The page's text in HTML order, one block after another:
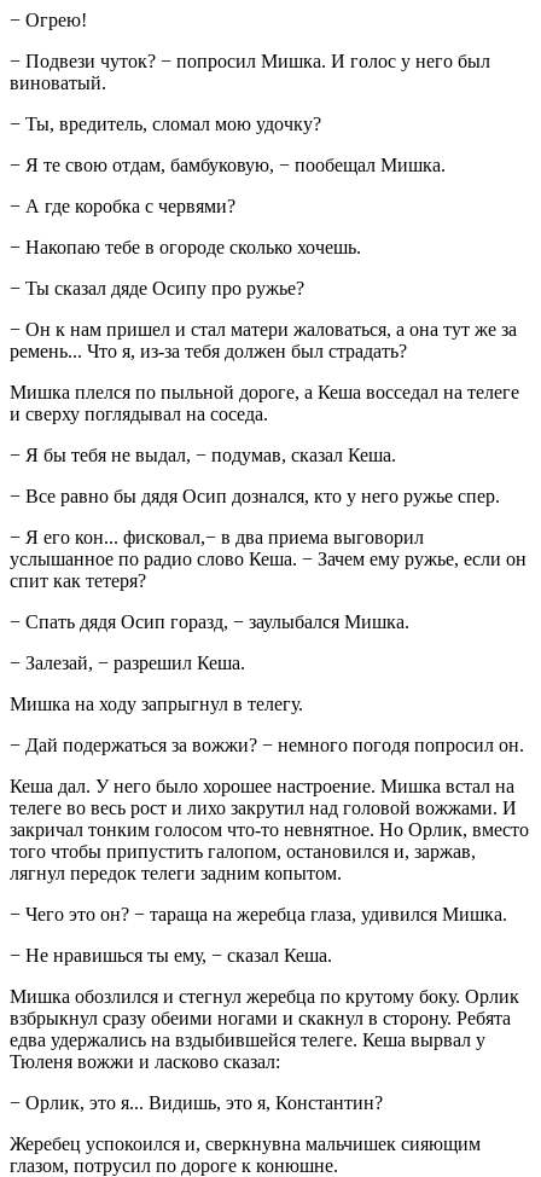
− Огрею!
− Подвези чуток? − попросил Мишка. И голос у него был
виноватый.
− Ты, вредитель, сломал мою удочку?
− Я те свою отдам, бамбуковую, − пообещал Мишка.
− А где коробка с червями?
− Накопаю тебе в огороде сколько хочешь.
− Ты сказал дяде Осипу про ружье?
− Он к нам пришел и стал матери жаловаться, а она тут же за
ремень... Что я, из-за тебя должен был страдать?
Мишка плелся по пыльной дороге, а Кеша восседал на телеге
и сверху поглядывал на соседа.
− Я бы тебя не выдал, − подумав, сказал Кеша.
− Все равно бы дядя Осип дознался, кто у него ружье спер.
− Я его кон... фисковал,− в два приема выговорил
услышанное по радио слово Кеша. − Зачем ему ружье, если он
спит как тетеря?
− Спать дядя Осип горазд, − заулыбался Мишка.
− Залезай, − разрешил Кеша.
Мишка на ходу запрыгнул в телегу.
− Дай подержаться за вожжи? − немного погодя попросил он.
Кеша дал. У него было хорошее настроение. Мишка встал на
телеге во весь рост и лихо закрутил над головой вожжами. И
закричал тонким голосом что-то невнятное. Но Орлик, вместо
того чтобы припустить галопом, остановился и, заржав,
лягнул передок телеги задним копытом.
− Чего это он? − тараща на жеребца глаза, удивился Мишка.
− Не нравишься ты ему, − сказал Кеша.
Мишка обозлился и стегнул жеребца по крутому боку. Орлик
взбрыкнул сразу обеими ногами и скакнул в сторону. Ребята
едва удержались на вздыбившейся телеге. Кеша вырвал у
Тюленя вожжи и ласково сказал:
− Орлик, это я... Видишь, это я, Константин?
Жеребец успокоился и, сверкнувна мальчишек сияющим
глазом, потрусил по дороге к конюшне.